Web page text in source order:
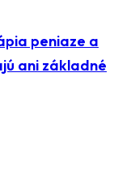
peniaze a
ani základné